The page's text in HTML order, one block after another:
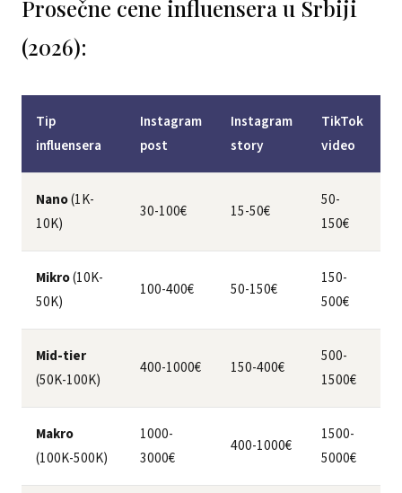
Prosečne cene influensera u Srbiji
(2026):
Tip
influensera
Instagram
post
Instagram
story
TikTok
video
Nano(1K-
10K)
30-100€ 15-50€
50-
150€
Mikro(10K-
50K)
100-400€ 50-150€
150-
500€
Mid-tier
(50K-100K)
400-1000€ 150-400€
500-
1500€
Makro
(100K-500K)
1000-
3000€
400-1000€
1500-
5000€